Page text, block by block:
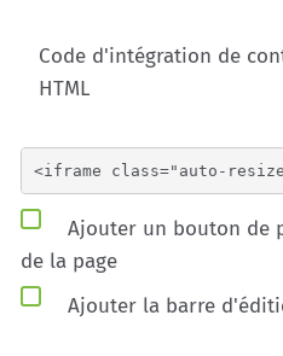
Code d'intégration de
HTML
Ajouter un bouton de
de la page
Ajouter la barre